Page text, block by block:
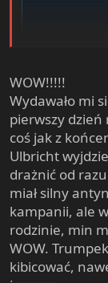
View: https://x.com/
h6DZjjA&s=19
WOW!!!!!
Wydawało mi
pierwszy dzień
coś jak z
Ulbricht
drażnić od
miał silny
kampanii, ale
rodzinie, min
WOW.
kibicować,